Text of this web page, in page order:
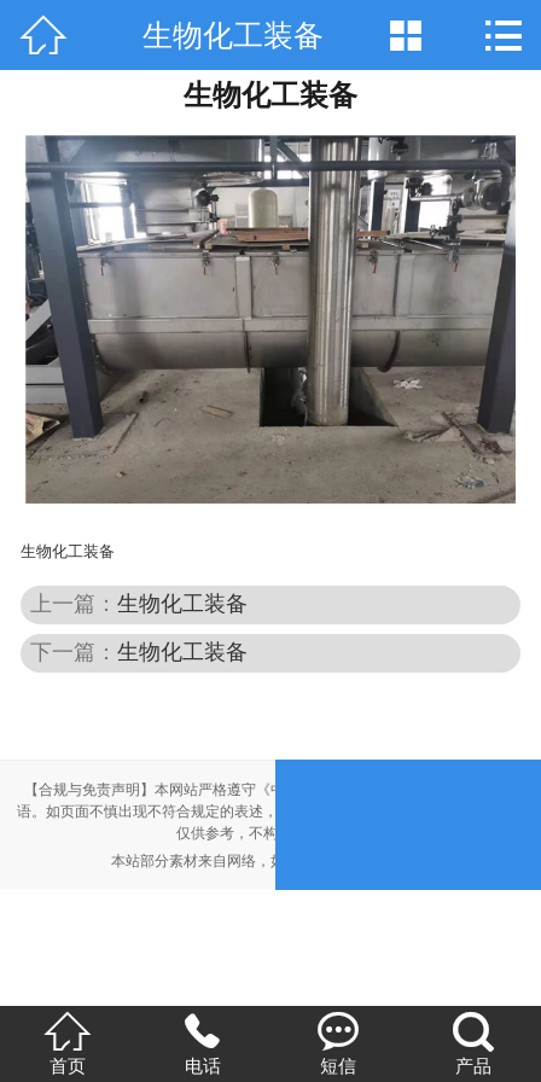
网站首页
关于天工
产品中心
技术咨询
工程案例
厂房设备
销售网络
在线留言
 生物化工装备  
生物化工装备
生物化工装备
上一篇：生物化工装备
下一篇：生物化工装备

首页

电话

短信

产品
【合规与免责声明】本网站严格遵守《中华人民共和国广告法》，尽力规范用
语。如页面不慎出现不符合规定的表述，敬请联系我们，将立即更正；相关内容
仅供参考，不构成交易依据。
本站部分素材来自网络，如有侵权，请联系删除。